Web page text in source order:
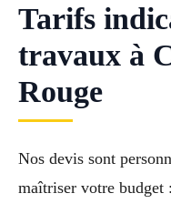
Tarifs
travaux à
Rouge
Nos devis sont
maîtriser votre budget :